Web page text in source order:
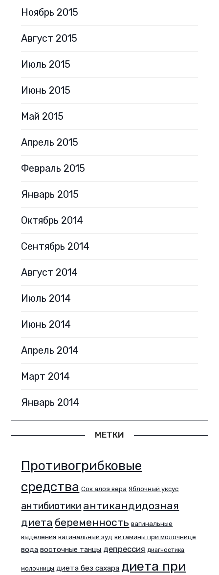
Ноябрь 2015
Август 2015
Июль 2015
Июнь 2015
Май 2015
Апрель 2015
Февраль 2015
Январь 2015
Октябрь 2014
Сентябрь 2014
Август 2014
Июль 2014
Июнь 2014
Апрель 2014
Март 2014
Январь 2014
МЕТКИ
Противогрибковые
средства Сок алоэ вера Яблочный уксус
антибиотики антикандидозная
диета беременность вагинальные
выделения вагинальный зуд витамины при молочнице
вода восточные танцы депрессия диагностика
молочницы диета без сахара диета при